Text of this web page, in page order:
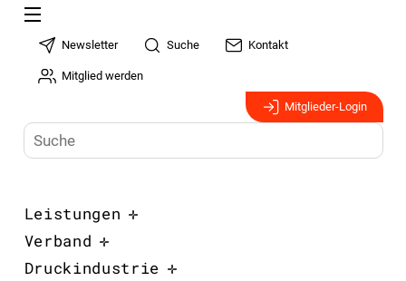
Newsletter Suche Kontakt
Mitglied werden
Mitglieder-Login
Leistungen
Verband
Druckindustrie